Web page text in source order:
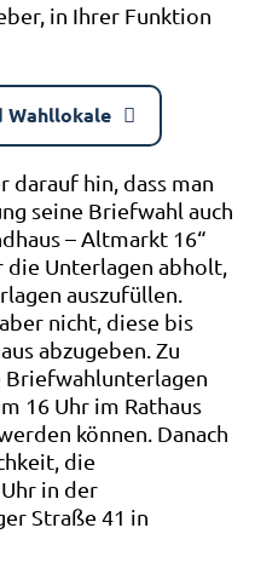
in Ihrer Funktion
Wahllokale
darauf hin, dass man
seine Briefwahl auch
– Altmarkt 16“
Unterlagen abholt,
auszufüllen.
nicht, diese bis
abzugeben. Zu
Briefwahlunterlagen
16 Uhr im Rathaus
können. Danach
die
in der
Straße 41 in